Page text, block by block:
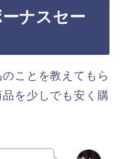
ナスセー
ことを教えてもら
を少しでも安く購